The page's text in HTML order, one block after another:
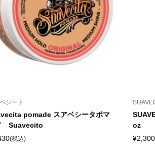
シート
pomade スアベシータポマ
Suavecito
(税込)
oz
¥2,300